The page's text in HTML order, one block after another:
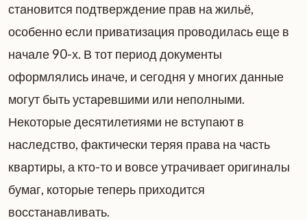
становится подтверждение прав на жильё,
особенно если приватизация проводилась еще в
начале 90-х. В тот период документы
оформлялись иначе, и сегодня у многих данные
могут быть устаревшими или неполными.
Некоторые десятилетиями не вступают в
наследство, фактически теряя права на часть
квартиры, а кто-то и вовсе утрачивает оригиналы
бумаг, которые теперь приходится
восстанавливать.